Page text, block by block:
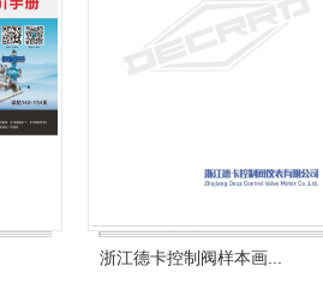
浙江德卡控制阀样本画...